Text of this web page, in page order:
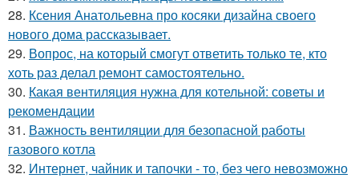
28. Ксения Анатольевна про косяки дизайна своего
нового дома рассказывает.
29. Вопрос, на который смогут ответить только те, кто
хоть раз делал ремонт самостоятельно.
30. Какая вентиляция нужна для котельной: советы и
рекомендации
31. Важность вентиляции для безопасной работы
газового котла
32. Интернет, чайник и тапочки - то, без чего невозможно